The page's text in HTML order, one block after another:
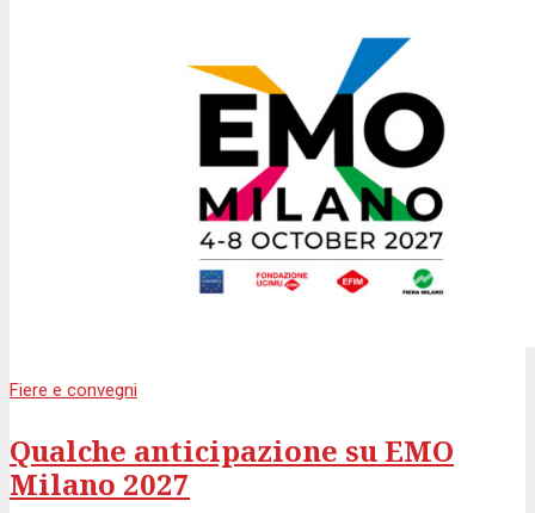
Fiere e convegni
Qualche anticipazione su EMO
Milano 2027